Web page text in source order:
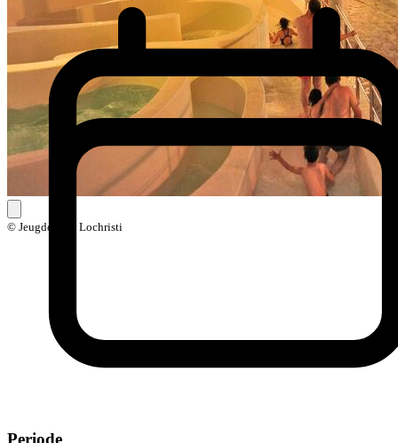
© Jeugddienst Lochristi
Periode